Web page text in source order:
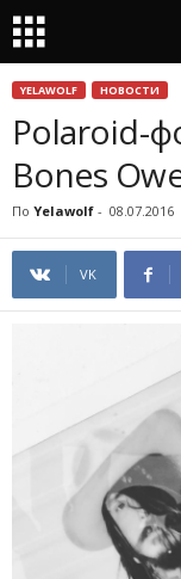
YELAWOLF НОВОСТИ
Polaroid-
Bones
По Yelawolf - 08.07.2016
VK